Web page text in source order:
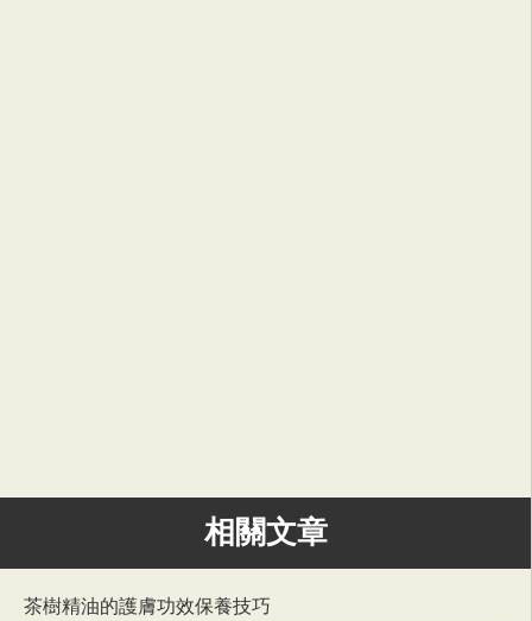
相關文章
茶樹精油的護膚功效保養技巧